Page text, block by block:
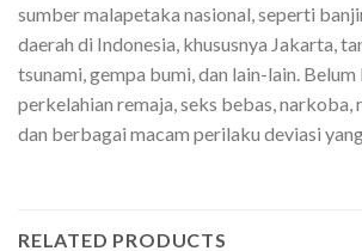
sumber malapetaka nasional, seperti
daerah di Indonesia, khususnya Jakarta,
tsunami, gempa bumi, dan lain-lain. Belum
perkelahian remaja, seks bebas, narkoba,
dan berbagai macam perilaku deviasi
RELATED PRODUCTS